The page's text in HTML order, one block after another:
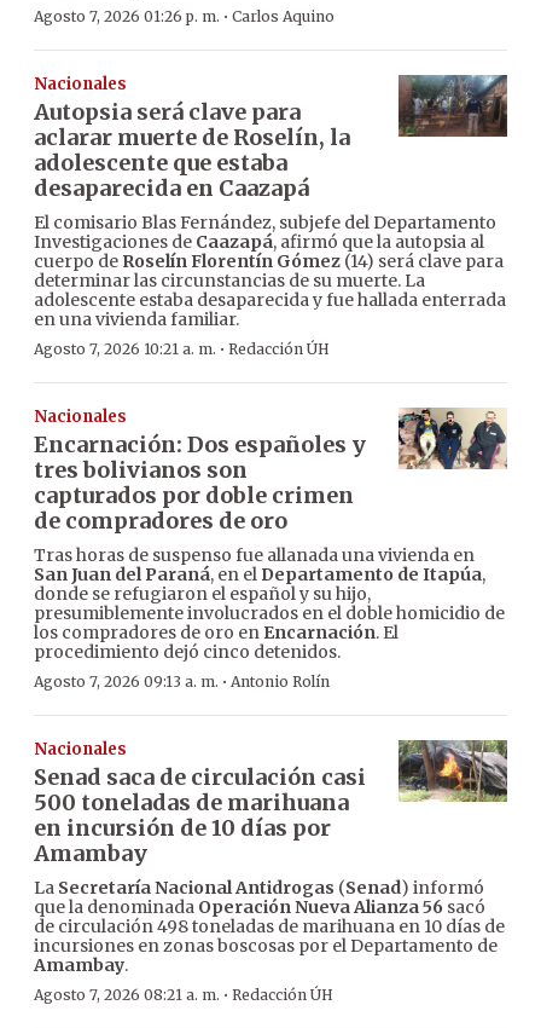
Agosto 7, 2026 01:26 p. m. · Carlos Aquino
Nacionales
Autopsia será clave para
aclarar muerte de Roselín, la
adolescente que estaba
desaparecida en Caazapá
El comisario Blas Fernández, subjefe del Departamento
Investigaciones de Caazapá, afirmó que la autopsia al
cuerpo de Roselín Florentín Gómez (14) será clave para
determinar las circunstancias de su muerte. La
adolescente estaba desaparecida y fue hallada enterrada
en una vivienda familiar.
Agosto 7, 2026 10:21 a. m. · Redacción ÚH
Nacionales
Encarnación: Dos españoles y
tres bolivianos son
capturados por doble crimen
de compradores de oro
Tras horas de suspenso fue allanada una vivienda en
San Juan del Paraná, en el Departamento de Itapúa,
donde se refugiaron el español y su hijo,
presumiblemente involucrados en el doble homicidio de
los compradores de oro en Encarnación. El
procedimiento dejó cinco detenidos.
Agosto 7, 2026 09:13 a. m. · Antonio Rolín
Nacionales
Senad saca de circulación casi
500 toneladas de marihuana
en incursión de 10 días por
Amambay
La Secretaría Nacional Antidrogas (Senad) informó
que la denominada Operación Nueva Alianza 56 sacó
de circulación 498 toneladas de marihuana en 10 días de
incursiones en zonas boscosas por el Departamento de
Amambay.
Agosto 7, 2026 08:21 a. m. · Redacción ÚH